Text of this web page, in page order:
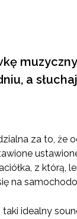
a
za to, że
z którą,
na
taki idealny